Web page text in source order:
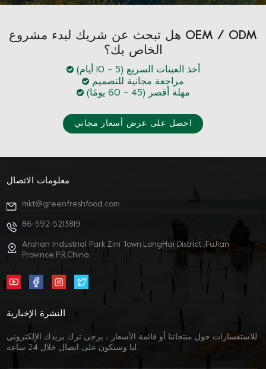
هل تبحث عن شريك لبدء مشروع OEM / ODM
الخاص بك؟
أخذ العينات السريع (5 ~ 10 أيام)
مراجعة مجانية للتصميم
مهلة أقصر (45 ~ 60 يومًا)
احصل على عرض أسعار مجاني
معلومات الاتصال
mkt@greenfreshfood.com
86-592-5213819
Anshan Industrial Park,Zini Town,LongHai District ,FuJian
Province,P.R.China
النشرة الإخبارية
للاستفسارات حول منتجاتنا أو قائمة الأسعار ، يرجى ترك بريدك الإلكتروني
لنا وسنكون على اتصال خلال 24 ساعة.